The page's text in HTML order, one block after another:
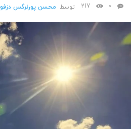
توسط محسن پورنرگس دزفولی 0
217